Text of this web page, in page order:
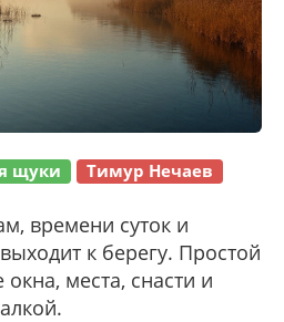
щуки Тимур Нечаев
времени суток и
к берегу. Простой
места, снасти и